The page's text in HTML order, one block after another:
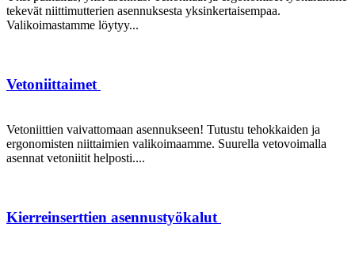
tekevät niittimutterien asennuksesta yksinkertaisempaa.
Valikoimastamme löytyy...
Vetoniittaimet
Vetoniittien vaivattomaan asennukseen! Tutustu tehokkaiden ja
ergonomisten niittaimien valikoimaamme. Suurella vetovoimalla
asennat vetoniitit helposti....
Kierreinserttien asennustyökalut